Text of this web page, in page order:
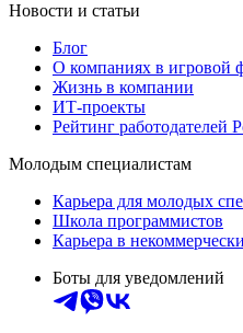
Новости и статьи
Блог
О компаниях в игровой
Жизнь в компании
ИТ-проекты
Рейтинг работодателей
Молодым специалистам
Карьера для молодых
Школа программистов
Карьера в
Боты для уведомлений